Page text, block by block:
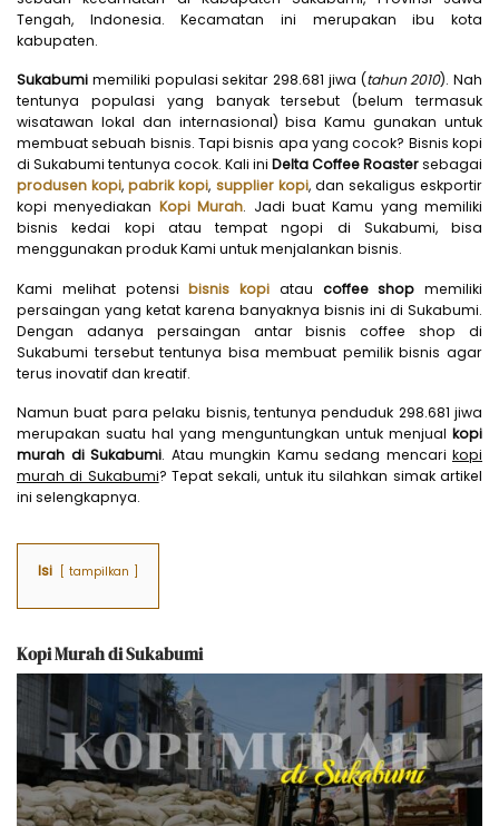
Tengah, Indonesia. Kecamatan ini merupakan ibu kota
kabupaten.
Sukabumi memiliki populasi sekitar 298.681 jiwa (tahun 2010). Nah
tentunya populasi yang banyak tersebut (belum termasuk
wisatawan lokal dan internasional) bisa Kamu gunakan untuk
membuat sebuah bisnis. Tapi bisnis apa yang cocok? Bisnis kopi
di Sukabumi tentunya cocok. Kali ini Delta Coffee Roastersebagai
produsen kopi,pabrik kopi, supplier kopi, dan sekaligus eskportir
kopi menyediakan Kopi Murah. Jadi buat Kamu yang memiliki
bisnis kedai kopi atau tempat ngopi di Sukabumi, bisa
menggunakan produk Kami untuk menjalankan bisnis.
Kami melihat potensibisnis kopi atau coffee shop memiliki
persaingan yang ketat karena banyaknya bisnis ini di Sukabumi.
Dengan adanya persaingan antar bisnis coffee shop di
Sukabumi tersebut tentunya bisa membuat pemilik bisnis agar
terus inovatif dan kreatif.
Namun buat para pelaku bisnis, tentunya penduduk 298.681 jiwa
merupakan suatu hal yang menguntungkan untuk menjual kopi
murah di Sukabumi. Atau mungkin Kamu sedang mencari kopi
murah di Sukabumi? Tepat sekali, untuk itu silahkan simak artikel
ini selengkapnya.
Isi tampilkan
Kopi Murah di Sukabumi